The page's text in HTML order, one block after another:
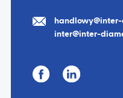
inter@inter-